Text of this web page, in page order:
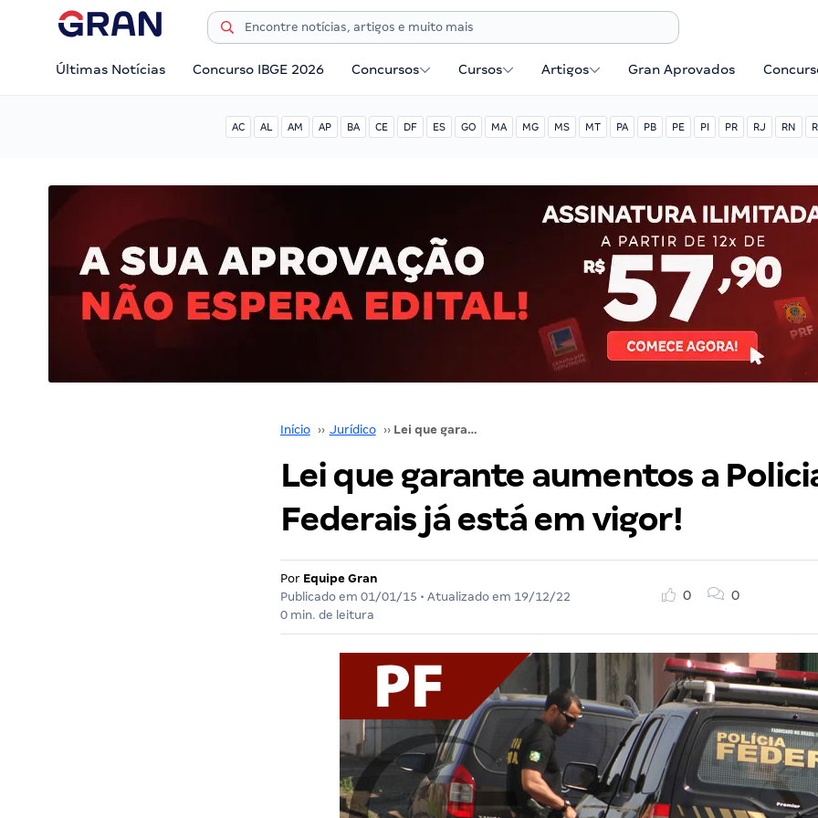
Últimas Notícias Concurso IBGE 2026 Concursos Cursos Artigos Gran Aprovados
AC AL AM AP BA CE DF ES GO MA MG MS MT PA PB PE PI PR RJ RN
Início ›› Jurídico ›› Lei que garante aumentos a Policiais Federais já está em vigor!
Lei que garante aumentos a
Federais já está em vigor!
Por Equipe Gran
Publicado em 01/01/15 • Atualizado em 19/12/22
0 min. de leitura
0 0